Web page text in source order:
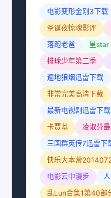
电影变形金刚3下载
圣诞夜惊魂影评
落跑老爸
星star
排球少年第二季
遍地狼烟迅雷下载
非常完美高清下载
最新电视剧迅雷下载
卡贾基
凌淑芬
三国群英传7迅雷下
快乐大本营
电影云中漫步